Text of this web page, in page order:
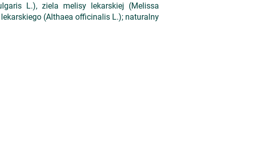
L.), ziela melisy lekarskiej (Melissa
(Althaea officinalis L.); naturalny